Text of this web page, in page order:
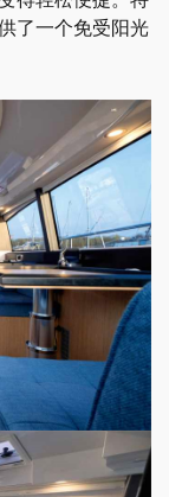
了一个免受阳光